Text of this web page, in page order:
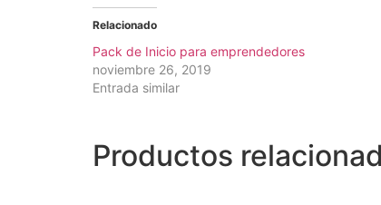
Relacionado
Pack de Inicio para emprendedores
noviembre 26, 2019
Entrada similar
Productos